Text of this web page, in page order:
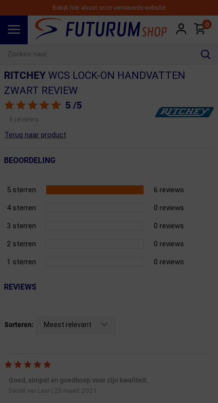
Bekijk hier alvast onze vernieuwde website!
0
RITCHEYWCS LOCK-ON HANDVATTEN
ZWART REVIEW
5 /5
6 reviews
Terug naar product
BEOORDELING
5 sterren 6 reviews
4 sterren 0 reviews
3 sterren 0 reviews
2 sterren 0 reviews
1 sterren 0 reviews
REVIEWS
Sorteren: Meest relevant
Goed, simpel en goedkoop voor zijn kwaliteit.
Daniël van Laar| 25 maart 2021